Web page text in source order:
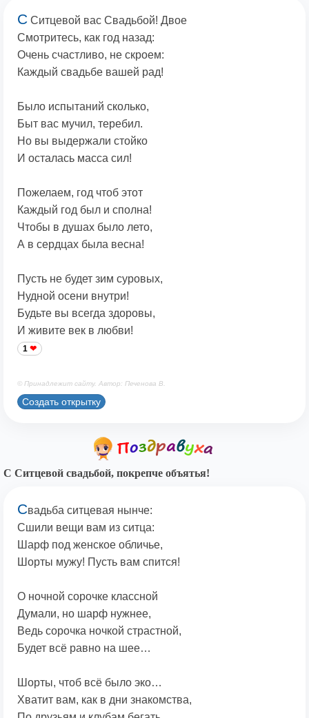
С Ситцевой вас Свадьбой! Двое
Смотритесь, как год назад:
Очень счастливо, не скроем:
Каждый свадьбе вашей рад!
Было испытаний сколько,
Быт вас мучил, теребил.
Но вы выдержали стойко
И осталась масса сил!
Пожелаем, год чтоб этот
Каждый год был и сполна!
Чтобы в душах было лето,
А в сердцах была весна!
Пусть не будет зим суровых,
Нудной осени внутри!
Будьте вы всегда здоровы,
И живите век в любви!
1
© Принадлежит сайту. Автор: Печенова В.
Создать открытку
С Ситцевой свадьбой, покрепче объятья!
Свадьба ситцевая нынче:
Сшили вещи вам из ситца:
Шарф под женское обличье,
Шорты мужу! Пусть вам спится!
О ночной сорочке классной
Думали, но шарф нужнее,
Ведь сорочка ночкой страстной,
Будет всё равно на шее…
Шорты, чтоб всё было эко…
Хватит вам, как в дни знакомства,